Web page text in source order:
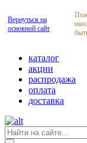
Вернуться на
основной сайт
каталог
акции
распродажа
оплата
доставка